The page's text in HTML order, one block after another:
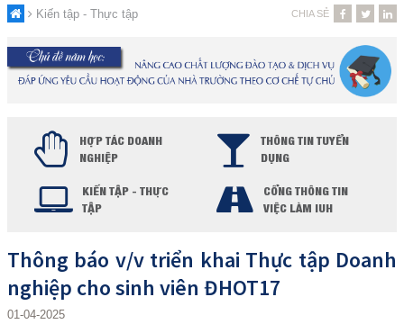
Kiến tập - Thực tập CHIA SẺ
HỢP TÁC DOANH
NGHIỆP
THÔNG TIN TUYỂN
DỤNG
KIẾN TẬP - THỰC
TẬP
CỔNG THÔNG TIN
VIỆC LÀM IUH
Thông báo v/v triển khai Thực tập Doanh
nghiệp cho sinh viên ĐHOT17
01-04-2025